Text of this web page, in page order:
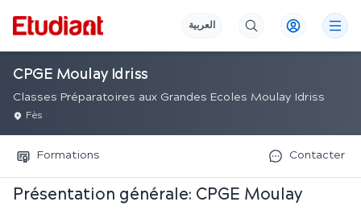
العربية
CPGE Moulay Idriss
Classes Préparatoires aux Grandes Ecoles Moulay Idriss
Fès
Formations Contacter
Présentation générale: CPGE Moulay